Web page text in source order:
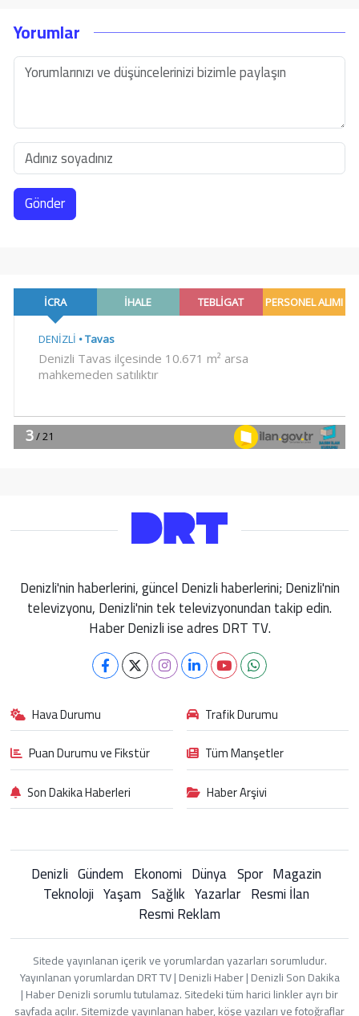
Yorumlar
Gönder
Denizli'nin haberlerini, güncel Denizli haberlerini; Denizli'nin
televizyonu, Denizli'nin tek televizyonundan takip edin.
Haber Denizli ise adres DRT TV.
Hava Durumu
Trafik Durumu
Puan Durumu ve Fikstür
Tüm Manşetler
Son Dakika Haberleri
Haber Arşivi
Denizli Gündem Ekonomi Dünya Spor Magazin
Teknoloji Yaşam Sağlık Yazarlar Resmi İlan
Resmi Reklam
Sitede yayınlanan içerik ve yorumlardan yazarları sorumludur.
Yayınlanan yorumlardan DRT TV | Denizli Haber | Denizli Son Dakika
| Haber Denizli sorumlu tutulamaz. Sitedeki tüm harici linkler ayrı bir
sayfada açılır. Sitemizde yayınlanan haber, köşe yazıları ve fotoğraflar